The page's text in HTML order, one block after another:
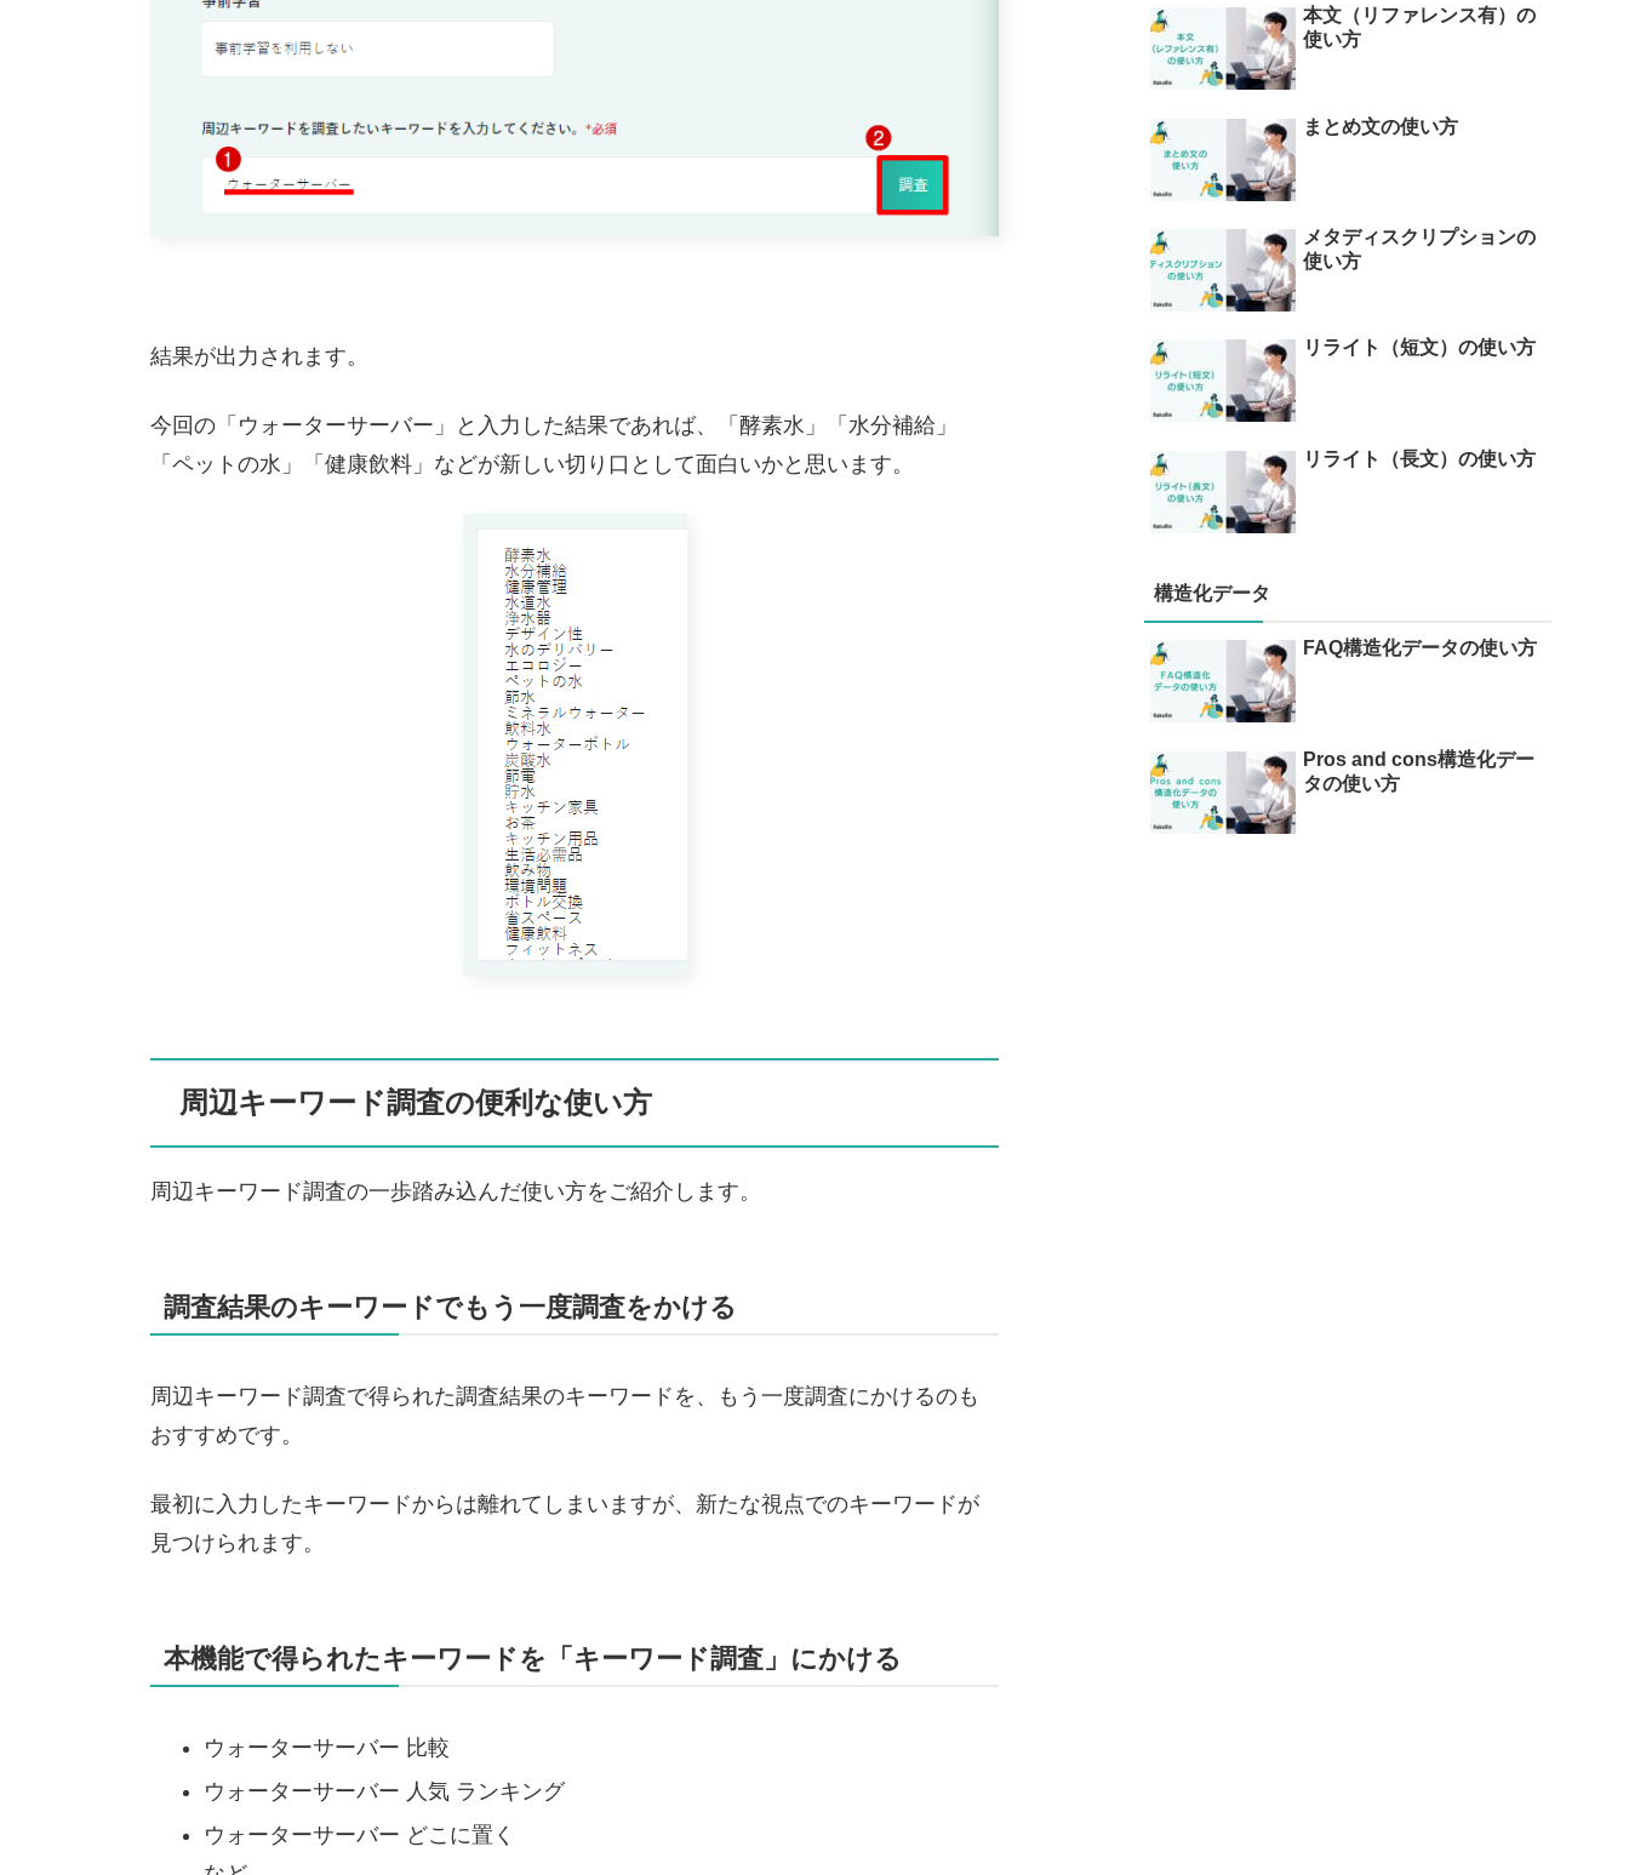
結果が出力されます。
今回の「ウォーターサーバー」と入力した結果であれば、「酵素水」「水分補給」
「ペットの水」「健康飲料」などが新しい切り口として面白いかと思います。
周辺キーワード調査の便利な使い方
周辺キーワード調査の一歩踏み込んだ使い方をご紹介します。
調査結果のキーワードでもう一度調査をかける
周辺キーワード調査で得られた調査結果のキーワードを、もう一度調査にかけるのも
おすすめです。
最初に入力したキーワードからは離れてしまいますが、新たな視点でのキーワードが
見つけられます。
本機能で得られたキーワードを「キーワード調査」にかける
ウォーターサーバー 比較
ウォーターサーバー 人気 ランキング
ウォーターサーバー どこに置く
本文（リファレンス有）の
使い方
まとめ文の使い方
メタディスクリプションの
使い方
リライト（短文）の使い方
リライト（長文）の使い方
構造化データ
FAQ構造化データの使い方
Pros and cons構造化デー
タの使い方